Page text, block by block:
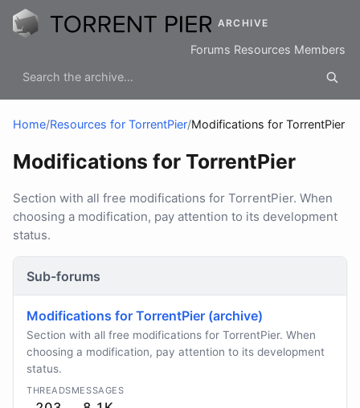
ARCHIVE
Forums Resources Members
Home/Resources for TorrentPier/Modifications for TorrentPier
Modifications for TorrentPier
Section with all free modifications for TorrentPier. When
choosing a modification, pay attention to its development
status.
Sub-forums
Modifications for TorrentPier (archive)
Section with all free modifications for TorrentPier. When
choosing a modification, pay attention to its development
status.
THREADSMESSAGES